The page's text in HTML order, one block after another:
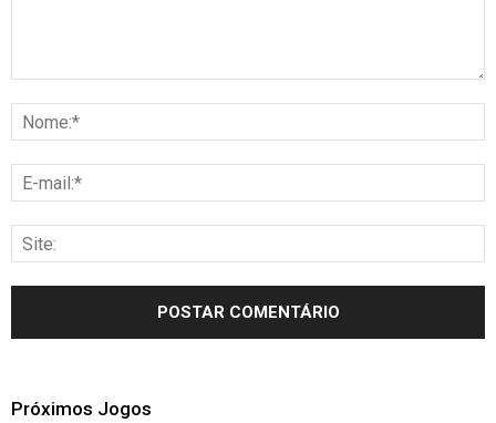
Próximos Jogos